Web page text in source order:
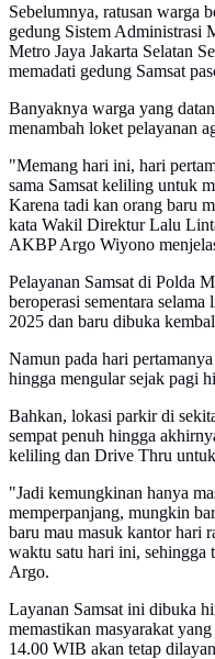
Sebelumnya, ratusan warga
gedung Sistem Administrasi
Metro Jaya Jakarta Selatan
memadati gedung Samsat
Banyaknya warga yang
menambah loket pelayanan
"Memang hari ini, hari
sama Samsat keliling untuk
Karena tadi kan orang baru
kata Wakil Direktur Lalu
AKBP Argo Wiyono
Pelayanan Samsat di Polda
beroperasi sementara
2025 dan baru dibuka
Namun pada hari
hingga mengular sejak pagi
Bahkan, lokasi parkir di
sempat penuh hingga
keliling dan Drive Thru
"Jadi kemungkinan hanya
memperpanjang, mungkin
baru mau masuk kantor hari
waktu satu hari ini, sehingga
Argo.
Layanan Samsat ini dibuka
memastikan masyarakat
14.00 WIB akan tetap